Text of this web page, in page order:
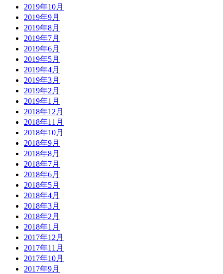
2019年10月
2019年9月
2019年8月
2019年7月
2019年6月
2019年5月
2019年4月
2019年3月
2019年2月
2019年1月
2018年12月
2018年11月
2018年10月
2018年9月
2018年8月
2018年7月
2018年6月
2018年5月
2018年4月
2018年3月
2018年2月
2018年1月
2017年12月
2017年11月
2017年10月
2017年9月